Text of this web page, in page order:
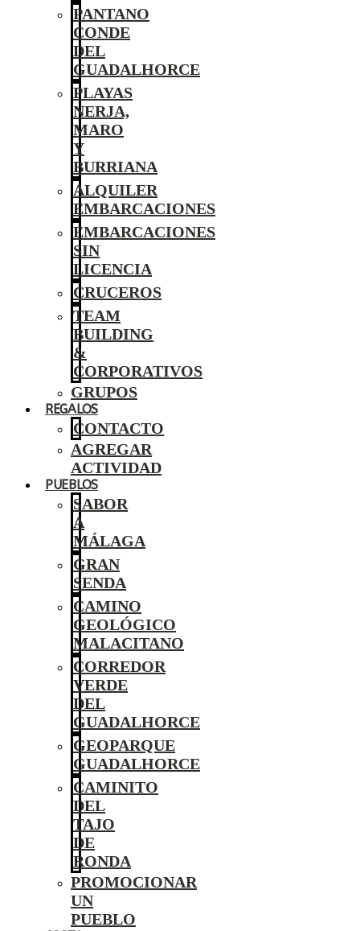
PANTANO
CONDE
DEL
GUADALHORCE
PLAYAS
NERJA,
MARO
Y
BURRIANA
ALQUILER
EMBARCACIONES
EMBARCACIONES
SIN
LICENCIA
CRUCEROS
TEAM
BUILDING
&
CORPORATIVOS
GRUPOS
REGALOS
CONTACTO
AGREGAR
ACTIVIDAD
PUEBLOS
SABOR
A
MÁLAGA
GRAN
SENDA
CAMINO
GEOLÓGICO
MALACITANO
CORREDOR
VERDE
DEL
GUADALHORCE
GEOPARQUE
GUADALHORCE
CAMINITO
DEL
TAJO
DE
RONDA
PROMOCIONAR
UN
PUEBLO